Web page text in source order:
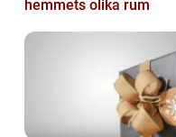
hemmets olika rum